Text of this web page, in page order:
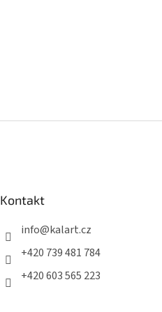
Kontakt
info@kalart.cz
+420 739 481 784
+420 603 565 223